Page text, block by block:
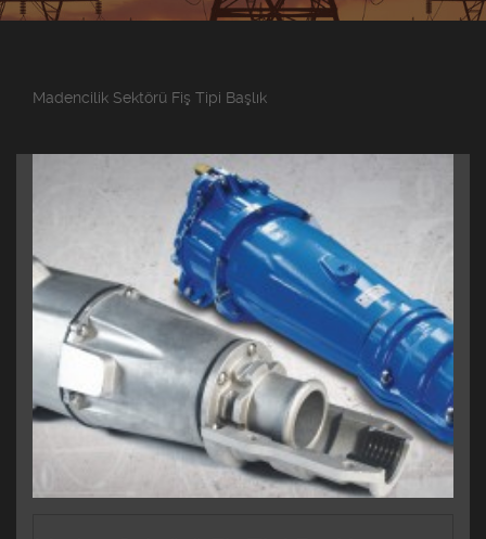
Madencilik Sektörü Fiş Tipi Başlık